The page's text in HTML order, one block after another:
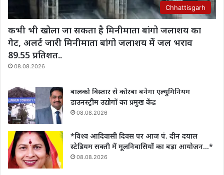
Chhattisgarh
कभी भी खोला जा सकता है मिनीमाता बांगो जलाशय का
गेट, अलर्ट जारी मिनीमाता बांगो जलाशय में जल भराव
89.55 प्रतिशत..
08.08.2026
बालको विस्तार से कोरबा बनेगा एल्युमिनियम
डाउनस्ट्रीम उद्योगों का प्रमुख केंद्र
08.08.2026
*विश्व आदिवासी दिवस पर आज पं. दीन दयाल
स्टेडियम सक्ती में मूलनिवासियों का बड़ा आयोजन…*
08.08.2026